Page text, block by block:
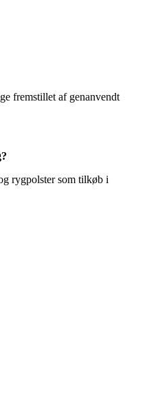
fremstillet af genanvendt
rygpolster som tilkøb i